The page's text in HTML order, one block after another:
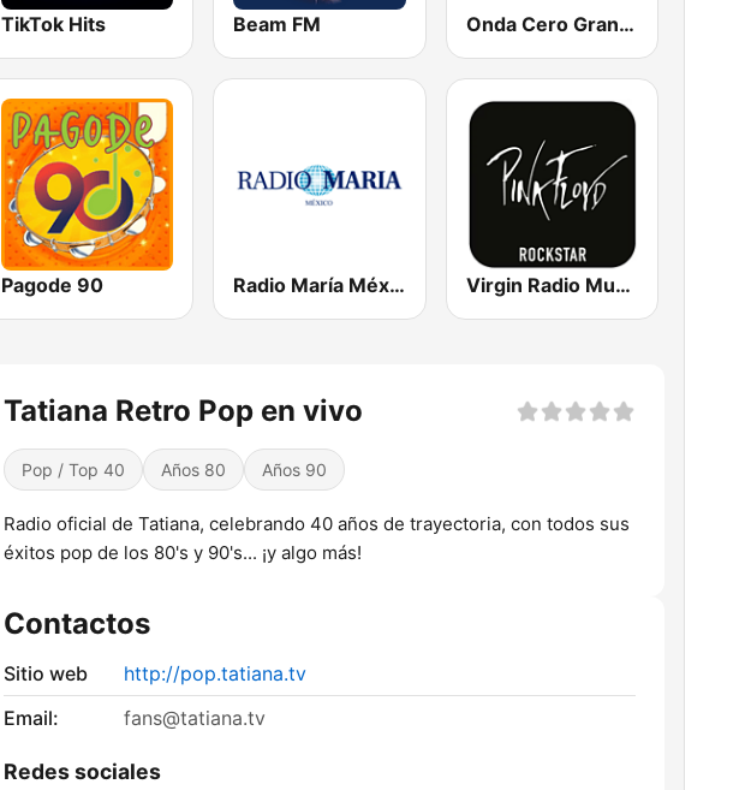
TikTok Hits Beam FM Onda Cero Granada
Pagode 90 Radio María México Virgin Radio Music Star Pink Floyd
Tatiana Retro Pop en vivo
Pop / Top 40 Años 80 Años 90
Radio oficial de Tatiana, celebrando 40 años de trayectoria, con todos sus
éxitos pop de los 80's y 90's... ¡y algo más!
Contactos
Sitio web
http://pop.tatiana.tv
Email:
fans@tatiana.tv
Redes sociales